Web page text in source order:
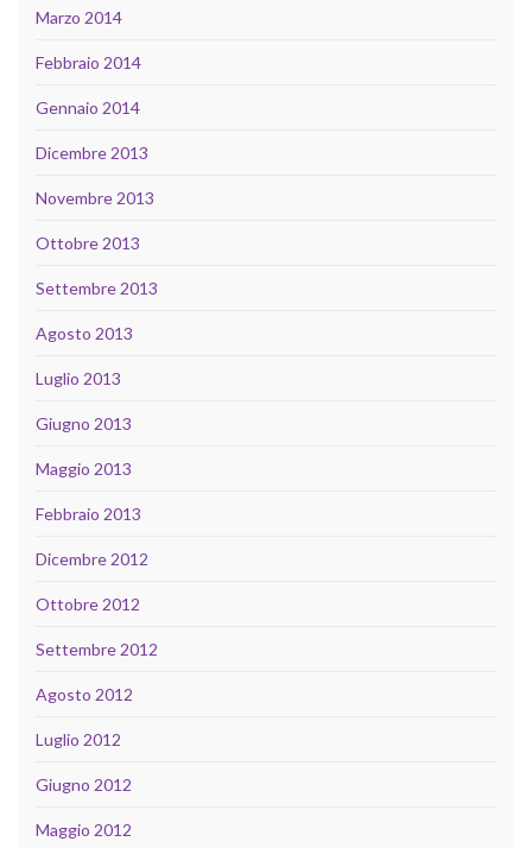
Marzo 2014
Febbraio 2014
Gennaio 2014
Dicembre 2013
Novembre 2013
Ottobre 2013
Settembre 2013
Agosto 2013
Luglio 2013
Giugno 2013
Maggio 2013
Febbraio 2013
Dicembre 2012
Ottobre 2012
Settembre 2012
Agosto 2012
Luglio 2012
Giugno 2012
Maggio 2012